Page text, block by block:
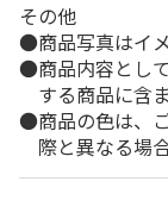
その他
商品写真はイ
商品内容とし
する商品に含
商品の色は、
際と異なる場